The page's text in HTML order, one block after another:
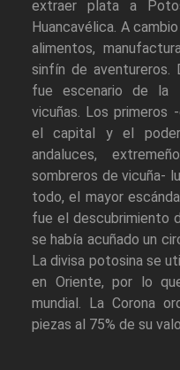
extraer plata a
Huancavélica. A
alimentos,
sinfín de
fue escenario de la
vicuñas. Los primeros
el capital y el
andaluces,
sombreros de vicuña-
todo, el mayor
fue el descubrimiento
se había acuñado un
La divisa potosina se
en Oriente, por lo
mundial. La Corona
piezas al 75% de su